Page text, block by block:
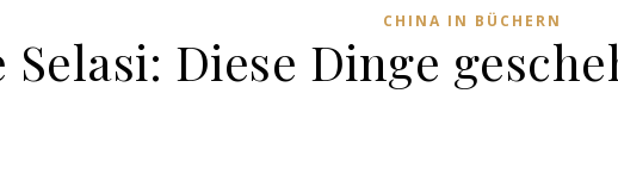
CHINA IN BÜCHERN
Selasi: Diese Dinge